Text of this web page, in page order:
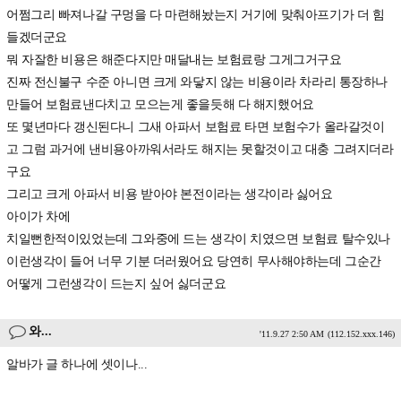
어쩜그리 빠져나갈 구멍을 다 마련해놨는지 거기에 맞춰아프기가 더 힘
들겠더군요
뭐 자잘한 비용은 해준다지만 매달내는 보험료랑 그게그거구요
진짜 전신불구 수준 아니면 크게 와닿지 않는 비용이라 차라리 통장하나
만들어 보험료낸다치고 모으는게 좋을듯해 다 해지했어요
또 몇년마다 갱신된다니 그새 아파서 보험료 타면 보험수가 올라갈것이
고 그럼 과거에 낸비용아까워서라도 해지는 못할것이고 대충 그려지더라
구요
그리고 크게 아파서 비용 받아야 본전이라는 생각이라 싫어요
아이가 차에
치일뻔한적이있었는데 그와중에 드는 생각이 치였으면 보험료 탈수있나
이런생각이 들어 너무 기분 더러웠어요 당연히 무사해야하는데 그순간
어떻게 그런생각이 드는지 싶어 싫더군요
와... '11.9.27 2:50 AM (112.152.xxx.146)
알바가 글 하나에 셋이나...